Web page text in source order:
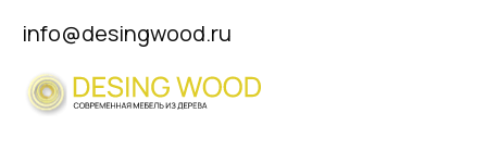
info@desingwood.ru